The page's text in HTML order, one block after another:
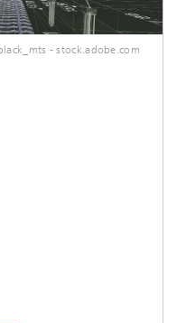
- stock.adobe.com